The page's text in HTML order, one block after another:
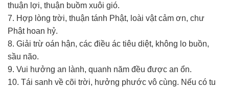
thuận lợi, thuận buồm xuôi gió.
7. Hợp lòng trời, thuận tánh Phật, loài vật cảm ơn, chư
Phật hoan hỷ.
8. Giải trừ oán hận, các điều ác tiêu diệt, không lo buồn,
sầu não.
9. Vui hưởng an lành, quanh năm đều được an ổn.
10. Tái sanh về cõi trời, hưởng phước vô cùng. Nếu có tu